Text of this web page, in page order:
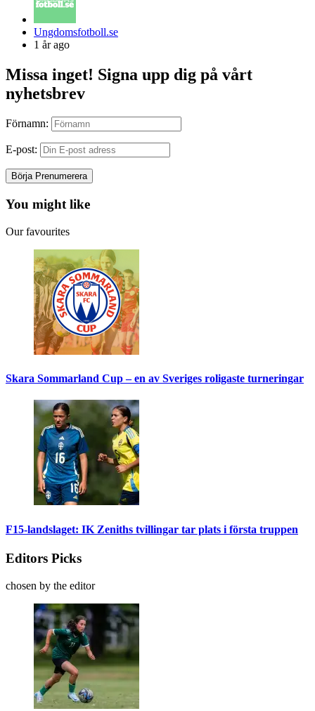
Posted
by
Ungdomsfotboll.se
1 år ago
Missa inget! Signa upp dig på vårt
nyhetsbrev
Förnamn:
E-post:
You might like
Our favourites
Skara Sommarland Cup – en av Sveriges roligaste turneringar
F15-landslaget: IK Zeniths tvillingar tar plats i första truppen
Editors Picks
chosen by the editor